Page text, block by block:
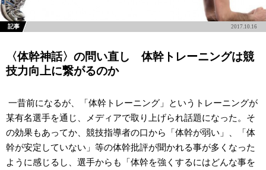
記事 2017.10.16
〈体幹神話〉の問い直し 体幹トレーニングは競
技力向上に繋がるのか
一昔前になるが、「体幹トレーニング」というトレーニングが
某有名選手を通じ、メディアで取り上げられ話題になった。そ
の効果もあってか、競技指導者の口から「体幹が弱い」、「体
幹が安定していない」等の体幹批評が聞かれる事が多くなった
ように感じるし、選手からも「体幹を強くするにはどんな事を